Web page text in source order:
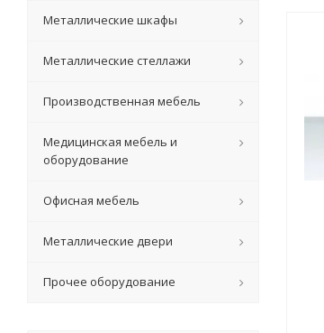
Металлические шкафы
Металлические стеллажи
Производственная мебель
Медицинская мебель и
оборудование
Офисная мебель
Металлические двери
Прочее оборудование